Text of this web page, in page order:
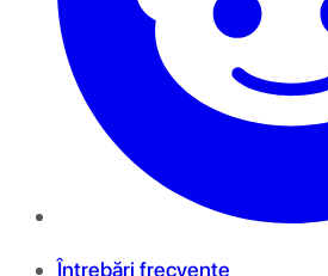
Întrebări frecvente